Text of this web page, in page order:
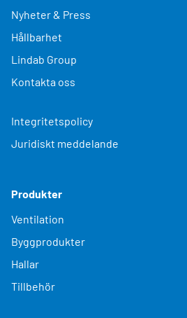
Nyheter & Press
Hållbarhet
Lindab Group
Kontakta oss
Integritetspolicy
Juridiskt meddelande
Produkter
Ventilation
Byggprodukter
Hallar
Tillbehör